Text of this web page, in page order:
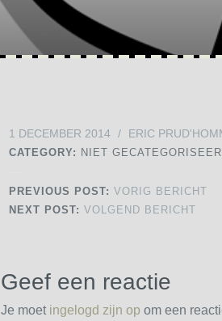
1 DECEMBER 2014 / ERIC
CATEGORY: NIET
PREVIOUS POST: VORIG BERICHT
NEXT POST: VOLGEND BERICHT
Geef een reactie
Je moet ingelogd zijn op om een